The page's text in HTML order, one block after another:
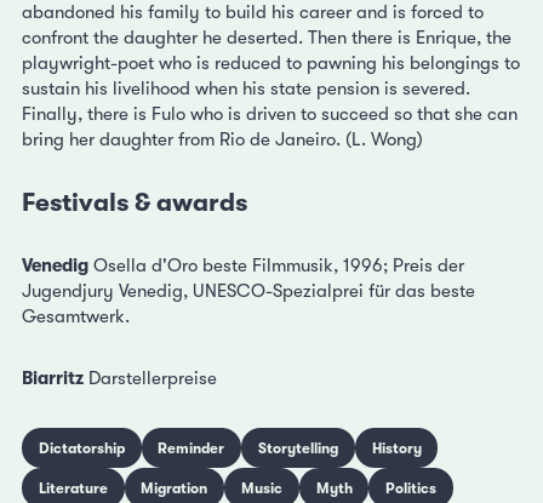
abandoned his family to build his career and is forced to
confront the daughter he deserted. Then there is Enrique, the
playwright-poet who is reduced to pawning his belongings to
sustain his livelihood when his state pension is severed.
Finally, there is Fulo who is driven to succeed so that she can
bring her daughter from Rio de Janeiro. (L. Wong)
Festivals & awards
Venedig Osella d'Oro beste Filmmusik, 1996; Preis der
Jugendjury Venedig, UNESCO-Spezialprei für das beste
Gesamtwerk.
Biarritz Darstellerpreise
Dictatorship Reminder Storytelling History
Literature Migration Music Myth Politics